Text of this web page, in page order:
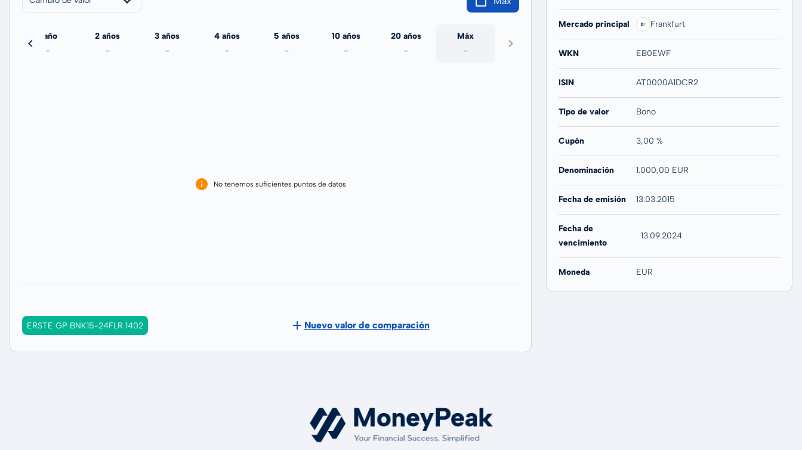
1 año
-
2 años
-
3 años
-
4 años
-
5 años
-
10 años
-
20 años
-
Máx
-
No tenemos suficientes puntos de datos
ERSTE GP BNK15-24FLR 1402 Nuevo valor de comparación
Mercado principal Frankfurt
WKN EB0EWF
ISIN AT0000A1DCR2
Tipo de valor Bono
Cupón 3,00 %
Denominación 1.000,00 EUR
Fecha de emisión 13.03.2015
Fecha de
vencimiento
13.09.2024
Moneda EUR